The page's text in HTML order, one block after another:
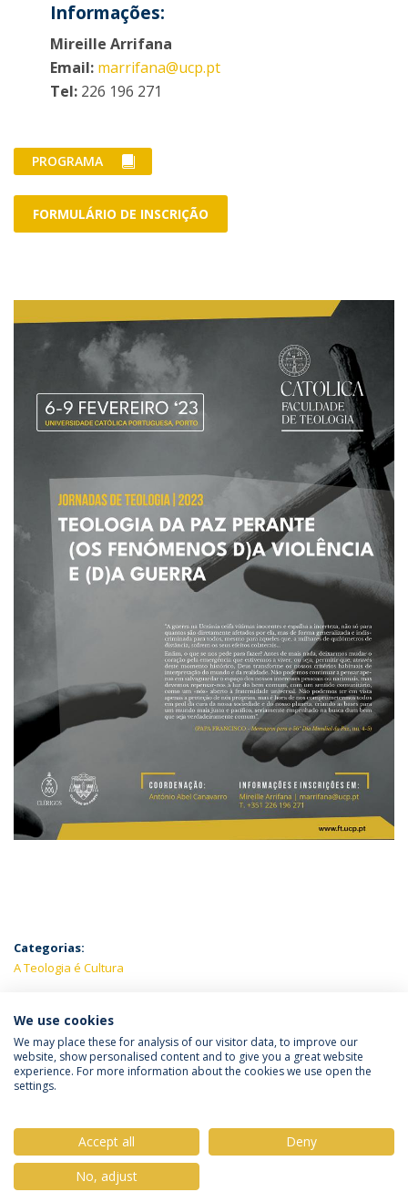
Informações:
Mireille Arrifana
Email: marrifana@ucp.pt
Tel: 226 196 271
PROGRAMA
FORMULÁRIO DE INSCRIÇÃO
Categorias:
A Teologia é Cultura
ÚLTIMAS NOTÍCIAS
Política de Privacidade
Termos & Condições
© 2026 Universidade Católica Portuguesa
We use cookies
We may place these for analysis of our visitor data, to improve our
website, show personalised content and to give you a great website
experience. For more information about the cookies we use open the
settings.
Accept all
Deny
No, adjust